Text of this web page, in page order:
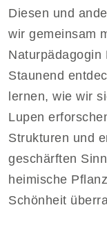
Diesen und
wir gemeinsam
Naturpädagogin
Staunend
lernen, wie wir
Lupen
Strukturen und
geschärften
heimische
Schönheit